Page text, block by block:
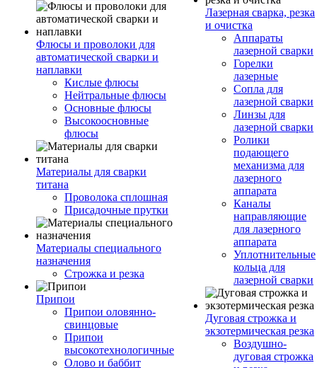
Флюсы и проволоки для
автоматической сварки и
наплавки
Кислые флюсы
Нейтральные флюсы
Основные флюсы
Высокоосновные
флюсы
Материалы для сварки
титана
Проволока сплошная
Присадочные прутки
Материалы специального
назначения
Строжка и резка
Припои
Припои оловянно-
свинцовые
Припои
высокотехнологичные
Олово и баббит
Лазерная сварка, резка
и очистка
Аппараты
лазерной сварки
Горелки
лазерные
Сопла для
лазерной сварки
Линзы для
лазерной сварки
Ролики
подающего
механизма для
лазерного
аппарата
Каналы
направляющие
для лазерного
аппарата
Уплотнительные
кольца для
лазерной сварки
Дуговая строжка и
экзотермическая резка
Воздушно-
дуговая строжка